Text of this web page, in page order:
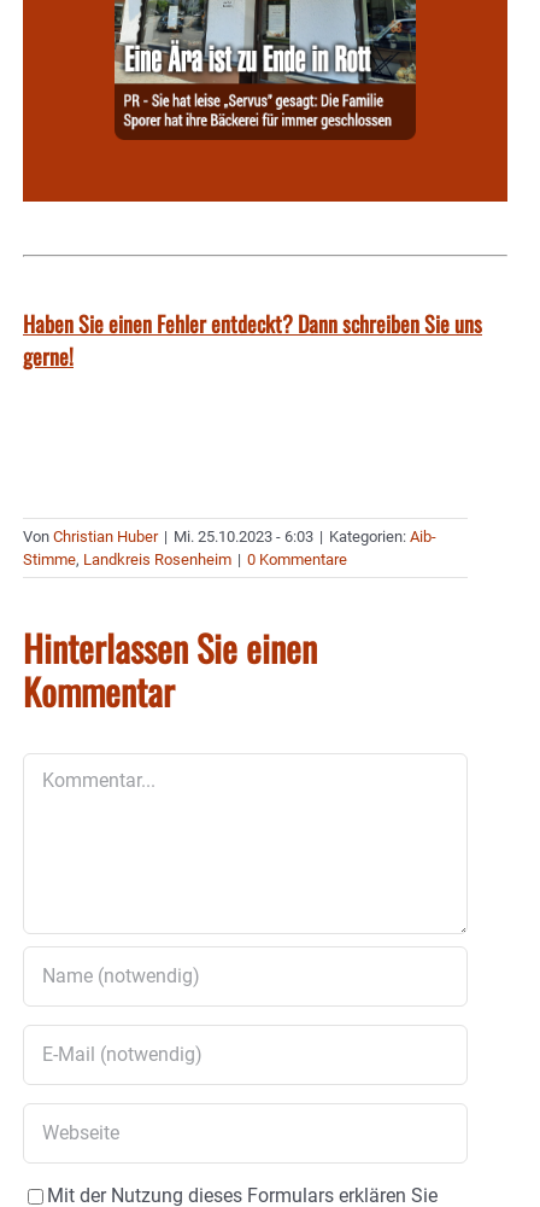
Haben Sie einen Fehler entdeckt? Dann schreiben Sie uns
gerne!
Von Christian Huber | Mi. 25.10.2023 - 6:03 | Kategorien: Aib-
Stimme, Landkreis Rosenheim | 0 Kommentare
Hinterlassen Sie einen
Kommentar
Mit der Nutzung dieses Formulars erklären Sie